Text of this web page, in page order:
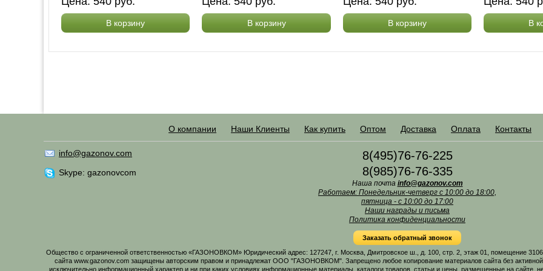
В корзину В корзину В корзину В
О компании Наши Клиенты Как купить Оптом Доставка Оплата Контакты
info@gazonov.com
Skype: gazonovcom
8(495)76-76-225
8(985)76-76-335
Наша почта info@gazonov.com
Работаем: Понедельник-четверг с 10:00 до 18:00,
пятница - с 10:00 до 17:00
Наши награды и письма
Политика конфиденциальности
Заказать обратный звонок
Общество с ограниченной ответственностью «ГАЗОНОВКОМ» Юридический адрес: 127247, г. Москва, Дмитровское ш., д. 100, стр. 2, этаж 01, помещение
сайта www.gazonov.com защищены авторским правом и принадлежат ООО "ГАЗОНОВКОМ". Запрещено любое копирование материалов сайта без активной
исключительно информационный характер и ни при каких условиях информационные материалы, каталоги товаров, статьи и цены, размещенные на сайте,